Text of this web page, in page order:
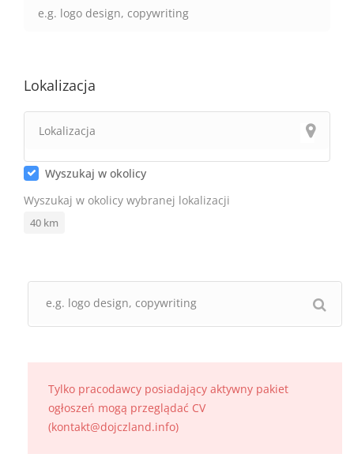
Lokalizacja
Wyszukaj w okolicy
Wyszukaj w okolicy wybranej lokalizacji
40 km
Tylko pracodawcy posiadający aktywny pakiet
ogłoszeń mogą przeglądać CV
(kontakt@dojczland.info)